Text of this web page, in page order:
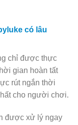
có lâu
chỉ được thực
gian hoàn tất
rút ngắn thời
cho người chơi.
được xử lý ngay